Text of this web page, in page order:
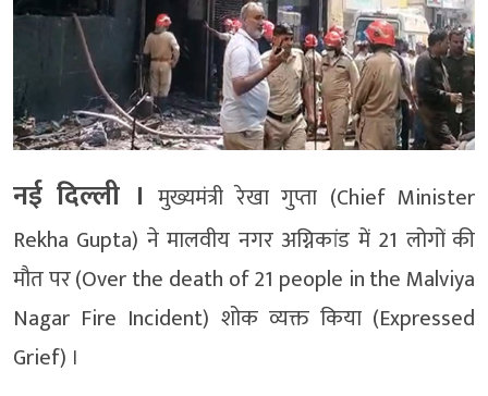
नई दिल्ली । मुख्यमंत्री रेखा गुप्ता (Chief Minister
Rekha Gupta) ने मालवीय नगर अग्निकांड में 21 लोगों की
मौत पर (Over the death of 21 people in the Malviya
Nagar Fire Incident) शोक व्यक्त किया (Expressed
Grief) ।